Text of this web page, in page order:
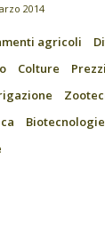
2014
agricoli
Colture
Biotecnologie